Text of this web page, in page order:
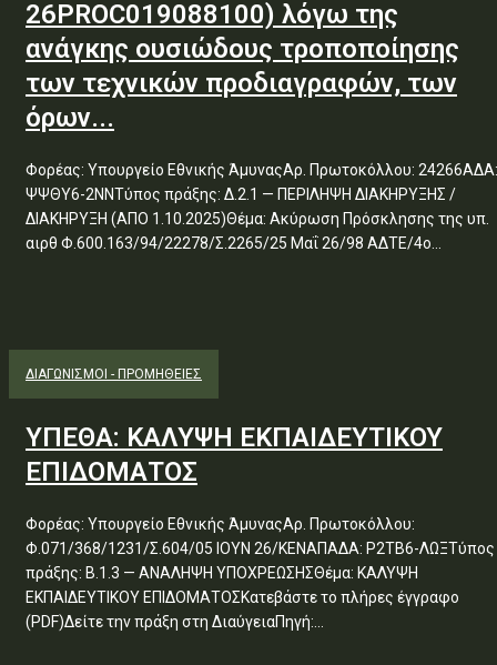
26PROC019088100) λόγω της
ανάγκης ουσιώδους τροποποίησης
των τεχνικών προδιαγραφών, των
όρων...
Φορέας: Υπουργείο Εθνικής ΆμυναςΑρ. Πρωτοκόλλου: 24266ΑΔΑ:
ΨΨΘΥ6-2ΝΝΤύπος πράξης: Δ.2.1 — ΠΕΡΙΛΗΨΗ ΔΙΑΚΗΡΥΞΗΣ /
ΔΙΑΚΗΡΥΞΗ (ΑΠΟ 1.10.2025)Θέμα: Ακύρωση Πρόσκλησης της υπ.
αιρθ Φ.600.163/94/22278/Σ.2265/25 Μαΐ 26/98 ΑΔΤΕ/4ο...
ΔΙΑΓΩΝΙΣΜΟΊ - ΠΡΟΜΉΘΕΙΕΣ
ΥΠΕΘΑ: ΚΑΛΥΨΗ ΕΚΠΑΙΔΕΥΤΙΚΟΥ
ΕΠΙΔΟΜΑΤΟΣ
Φορέας: Υπουργείο Εθνικής ΆμυναςΑρ. Πρωτοκόλλου:
Φ.071/368/1231/Σ.604/05 ΙΟΥΝ 26/ΚΕΝΑΠΑΔΑ: Ρ2ΤΒ6-ΛΩΞΤύπος
πράξης: Β.1.3 — ΑΝΑΛΗΨΗ ΥΠΟΧΡΕΩΣΗΣΘέμα: ΚΑΛΥΨΗ
ΕΚΠΑΙΔΕΥΤΙΚΟΥ ΕΠΙΔΟΜΑΤΟΣΚατεβάστε το πλήρες έγγραφο
(PDF)Δείτε την πράξη στη ΔιαύγειαΠηγή:...